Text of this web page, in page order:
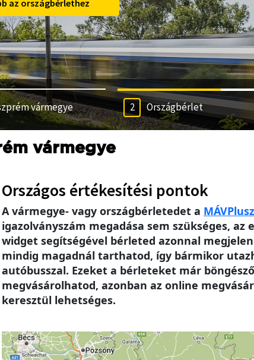
az országbérlethez
vármegye Országbérlet
vármegye
Országos értékesítési pontok
A vármegye- vagy országbérletedet a MÁV
igazolványszám megadása sem szükséges,
widget segítségével bérleted azonnal
mindig magadnál tarthatod, így bármikor
autóbusszal. Ezeket a bérleteket már
megvásárolhatod, azonban az online
keresztül lehetséges.
Image